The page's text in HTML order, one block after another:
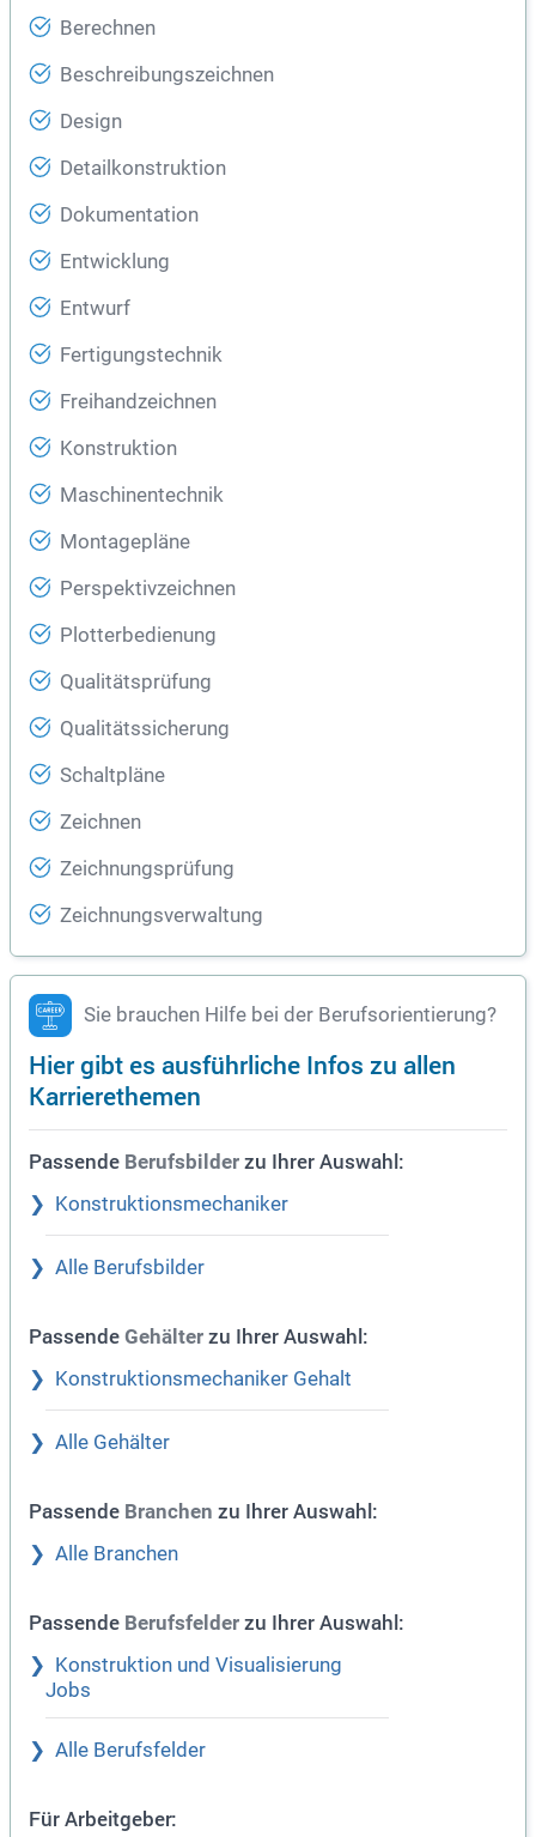
Berechnen
Beschreibungszeichnen
Design
Detailkonstruktion
Dokumentation
Entwicklung
Entwurf
Fertigungstechnik
Freihandzeichnen
Konstruktion
Maschinentechnik
Montagepläne
Perspektivzeichnen
Plotterbedienung
Qualitätsprüfung
Qualitätssicherung
Schaltpläne
Zeichnen
Zeichnungsprüfung
Zeichnungsverwaltung
Sie brauchen Hilfe bei der Berufsorientierung?
Hier gibt es ausführliche Infos zu allen
Karrierethemen
Passende Berufsbilder zu Ihrer Auswahl:
Konstruktionsmechaniker
Alle Berufsbilder
Passende Gehälter zu Ihrer Auswahl:
Konstruktionsmechaniker Gehalt
Alle Gehälter
Passende Branchen zu Ihrer Auswahl:
Alle Branchen
Passende Berufsfelder zu Ihrer Auswahl:
Konstruktion und Visualisierung
Jobs
Alle Berufsfelder
Für Arbeitgeber: